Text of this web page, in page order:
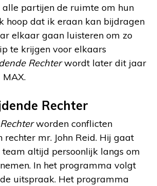
partijen de ruimte om hun
hoop dat ik eraan kan bijdragen
elkaar gaan luisteren om zo
te krijgen voor elkaars
Rechterwordt later dit jaar
Rechter
worden conflicten
rechter mr. John Reid. Hij gaat
altijd persoonlijk langs om
In het programma volgt
uitspraak. Het programma